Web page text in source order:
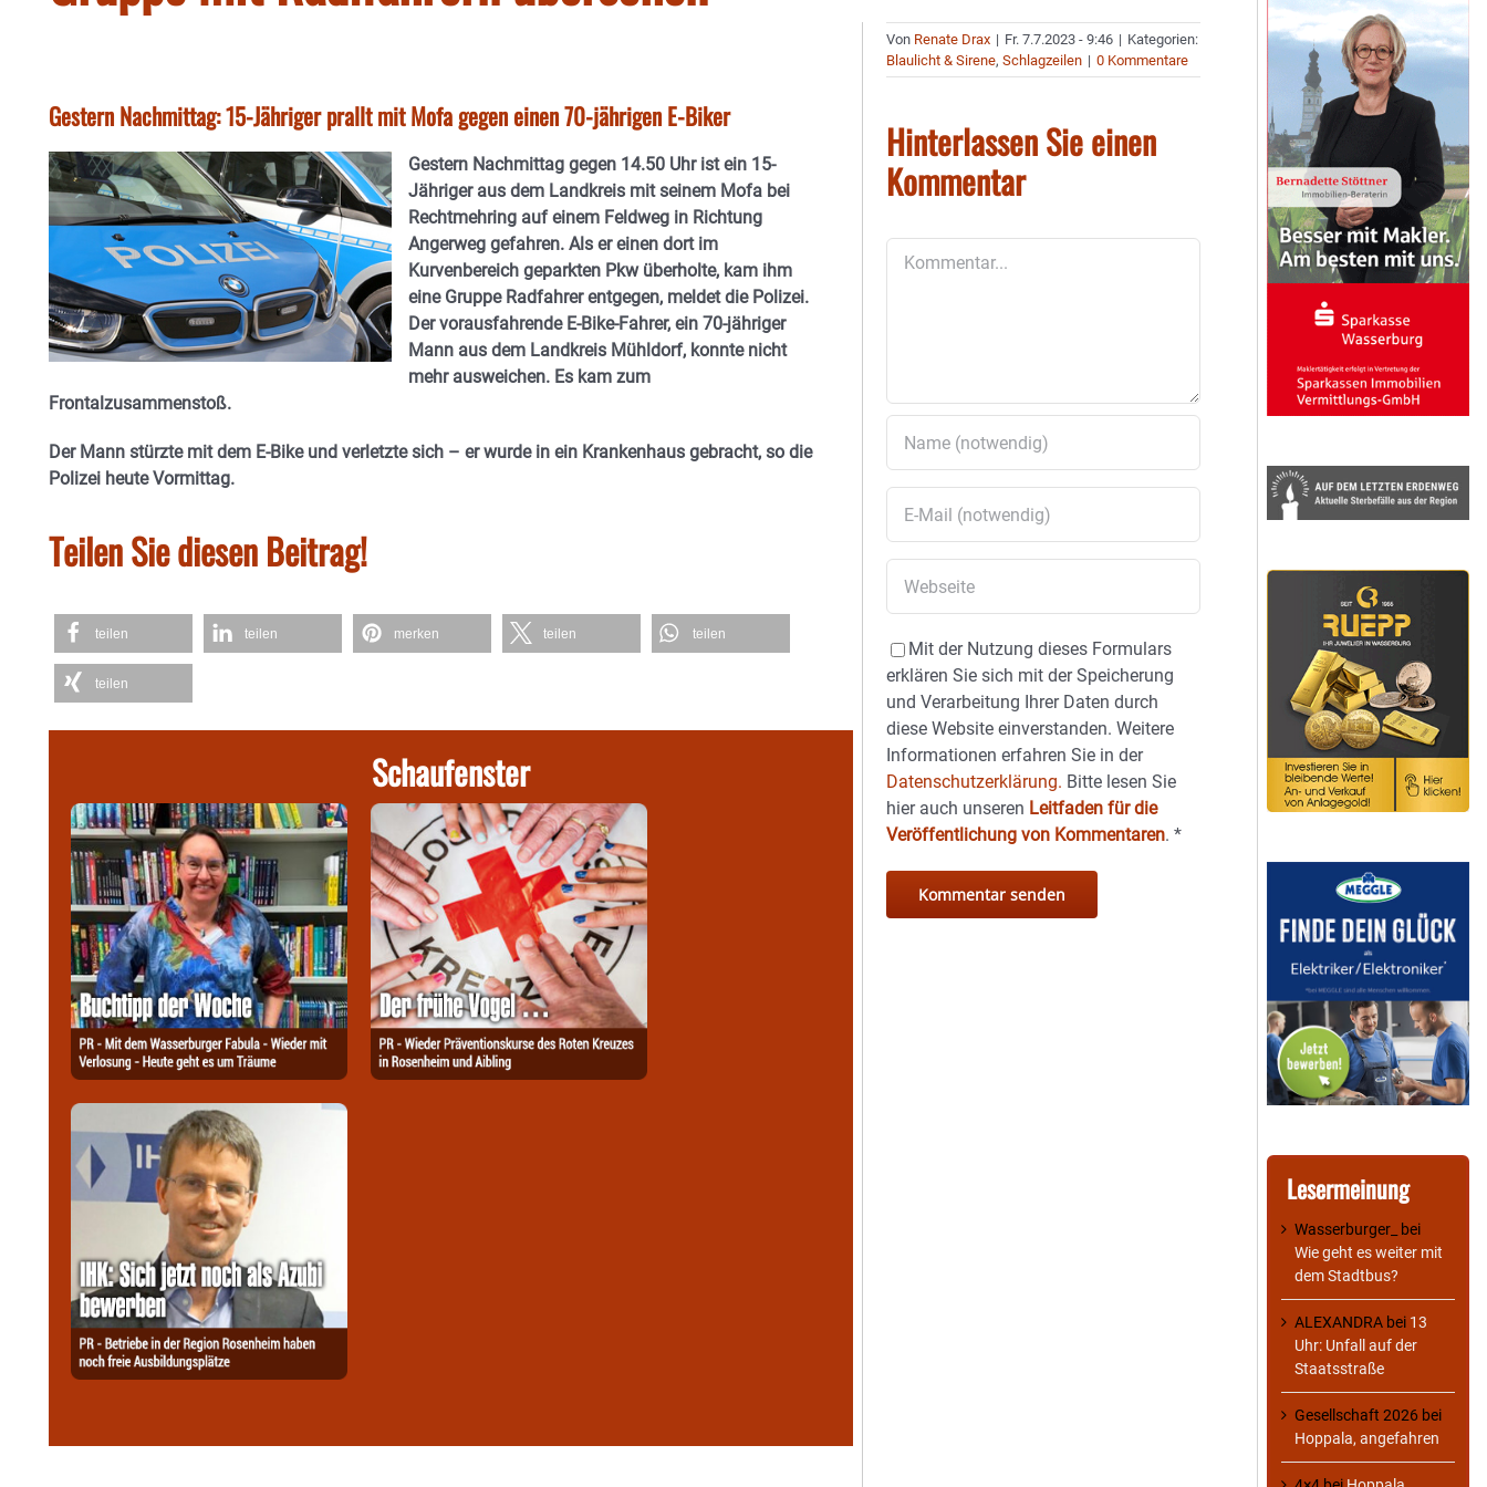
Gestern Nachmittag: 15-Jähriger prallt mit Mofa gegen einen 70-jährigen E-Biker
Gestern Nachmittag gegen 14.50 Uhr ist ein 15-
Jähriger aus dem Landkreis mit seinem Mofa bei
Rechtmehring auf einem Feldweg in Richtung
Angerweg gefahren. Als er einen dort im
Kurvenbereich geparkten Pkw überholte, kam ihm
eine Gruppe Radfahrer entgegen, meldet die Polizei.
Der vorausfahrende E-Bike-Fahrer, ein 70-jähriger
Mann aus dem Landkreis Mühldorf, konnte nicht
mehr ausweichen. Es kam zum
Frontalzusammenstoß.
Der Mann stürzte mit dem E-Bike und verletzte sich – er wurde in ein Krankenhaus gebracht, so die
Polizei heute Vormittag.
Teilen Sie diesen Beitrag!
teilen teilen merken teilen teilen
teilen
Schaufenster
Von Renate Drax | Fr. 7.7.2023 - 9:46 | Kategorien:
Blaulicht & Sirene,Schlagzeilen | 0 Kommentare
Hinterlassen Sie einen
Kommentar
Mit der Nutzung dieses Formulars
erklären Sie sich mit der Speicherung
und Verarbeitung Ihrer Daten durch
diese Website einverstanden. Weitere
Informationen erfahren Sie in der
Datenschutzerklärung. Bitte lesen Sie
hier auch unseren Leitfaden für die
Veröffentlichung von Kommentaren.*
Lesermeinung
Wasserburger_
bei
Wie geht es weiter mit
dem Stadtbus?
ALEXANDRA bei 13
Uhr: Unfall auf der
Staatsstraße
Gesellschaft 2026 bei
Hoppala, angefahren